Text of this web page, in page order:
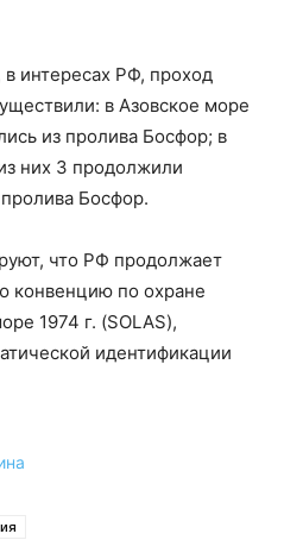
в интересах РФ, проход
в Азовское море
из пролива Босфор; в
них 3 продолжили
Босфор.
что РФ продолжает
конвенцию по охране
1974 г. (SOLAS),
идентификации